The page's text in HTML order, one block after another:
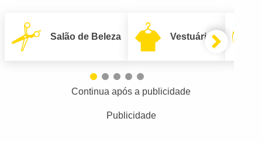
Salão de Beleza Vestuário
Continua após a publicidade
Publicidade